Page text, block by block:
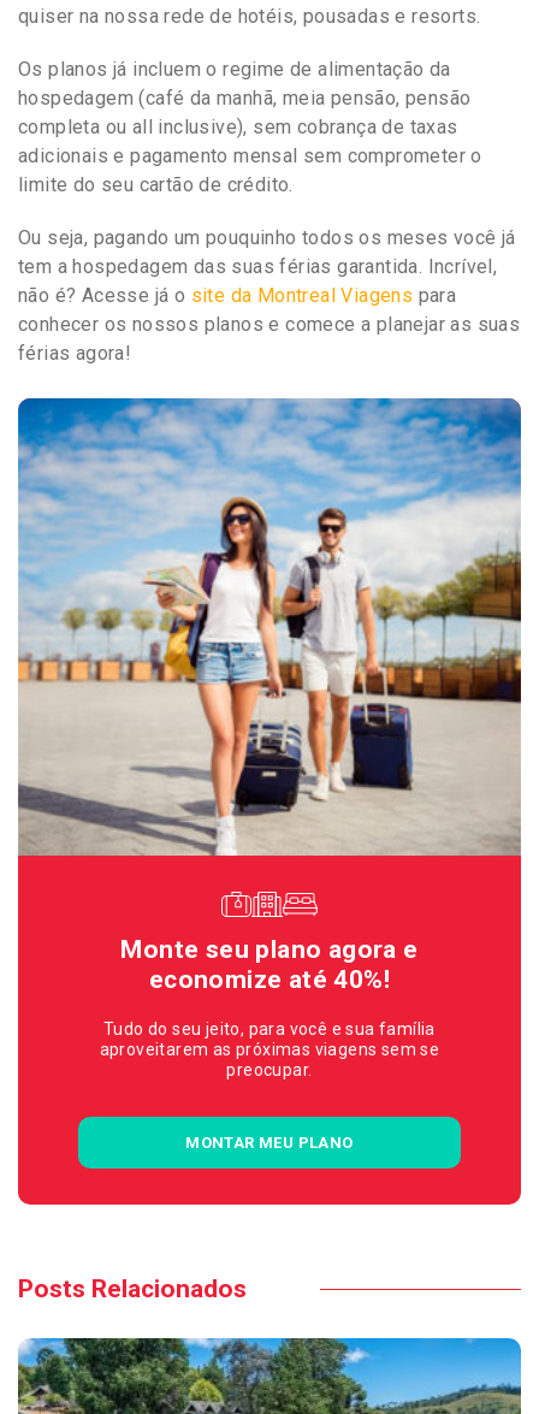
quiser na nossa rede de hotéis, pousadas e resorts.
Os planos já incluem o regime de alimentação da
hospedagem (café da manhã, meia pensão, pensão
completa ou all inclusive), sem cobrança de taxas
adicionais e pagamento mensal sem comprometer o
limite do seu cartão de crédito.
Ou seja, pagando um pouquinho todos os meses você já
tem a hospedagem das suas férias garantida. Incrível,
não é? Acesse já o site da Montreal Viagens para
conhecer os nossos planos e comece a planejar as suas
férias agora!
Monte seu plano agora e
economize até 40%!
Tudo do seu jeito, para você e sua família
aproveitarem as próximas viagens sem se
preocupar.
MONTAR MEU PLANO
Posts Relacionados